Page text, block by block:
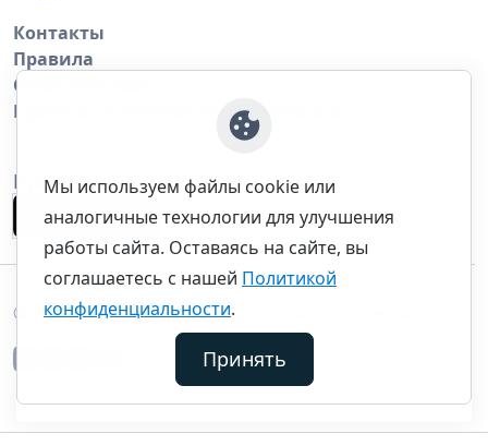
Контакты
Правила
Обратная связь
Правила копирования материалов
Приложение
©thecommunity.ru 2026. Все права защищены.
Мы используем файлы cookie или
аналогичные технологии для улучшения
работы сайта. Оставаясь на сайте, вы
соглашаетесь с нашей Политикой
конфиденциальности.
Принять